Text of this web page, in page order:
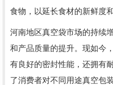
食物，以延长食材的新鲜度
河南地区真空袋市场的持续
和产品质量的提升。现如今
有良好的密封性能，还拥有
了消费者对不同用途真空包